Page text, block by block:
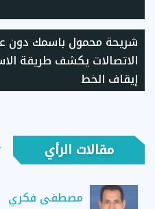
شريحة محمول باسمك دون
الاتصالات يكشف طريقة
إيقاف الخط
مقالات الرأي
مصطفى فكري